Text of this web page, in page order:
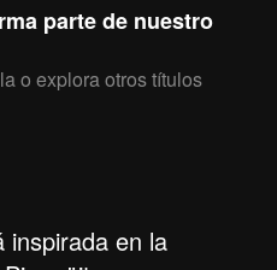
parte de nuestro
o explora otros títulos
inspirada en la